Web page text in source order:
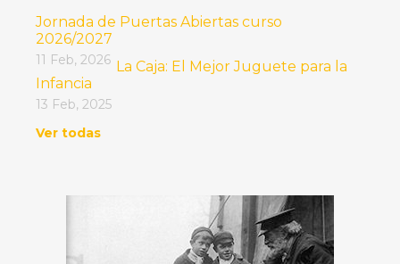
Jornada de Puertas Abiertas curso
2026/2027
11 Feb, 2026 La Caja: El Mejor Juguete para la
Infancia
13 Feb, 2025
Ver todas